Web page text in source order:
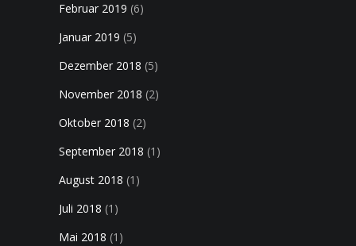
Februar 2019 (6)
Januar 2019 (5)
Dezember 2018 (5)
November 2018 (2)
Oktober 2018 (2)
September 2018 (1)
August 2018 (1)
Juli 2018 (1)
Mai 2018 (1)